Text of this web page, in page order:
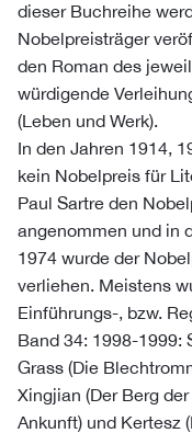
dieser Buchreihe
Nobelpreisträger
den Roman des
würdigende
(Leben und Werk).
In den Jahren 1914,
kein Nobelpreis für
Paul Sartre den
angenommen und in
1974 wurde der
verliehen. Meistens
Einführungs-, bzw.
Band 34: 1998-1999:
Grass (Die
Xingjian (Der Berg
Ankunft) und Kertesz